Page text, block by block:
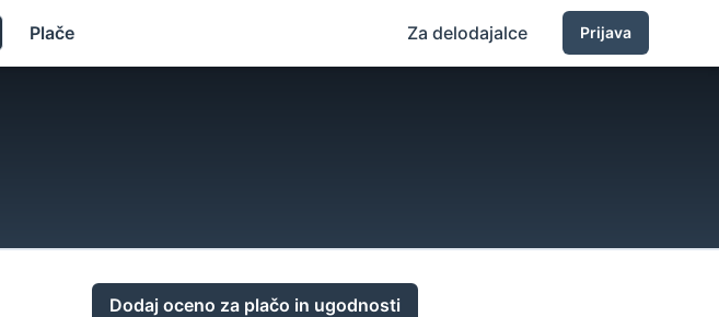
Plače Za delodajalce Prijava
Dodaj oceno za plačo in ugodnosti